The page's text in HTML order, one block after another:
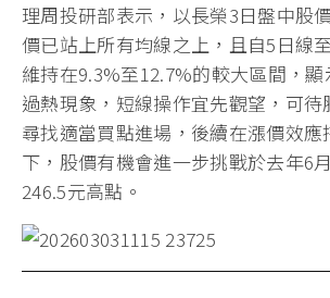
理周投研部表示，以長榮3日盤中股
價已站上所有均線之上，且自5日線
維持在9.3%至12.7%的較大區間，
過熱現象，短線操作宜先觀望，可
尋找適當買點進場，後續在漲價效
下，股價有機會進一步挑戰於去年6
246.5元高點。